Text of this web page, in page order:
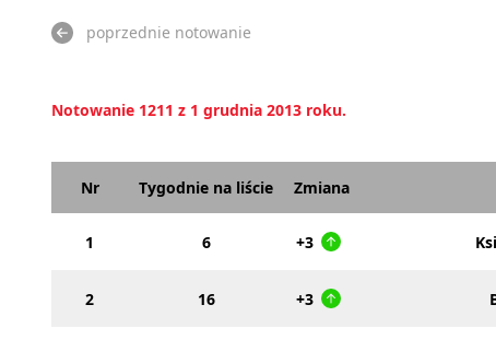
poprzednie notowanie
Notowanie 1211 z 1 grudnia 2013 roku.
Nr Tygodnie na liście Zmiana
1 6 +3
2 16 +3